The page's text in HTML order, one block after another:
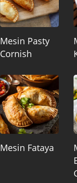
Mesin Pasty
Cornish
Mesin Fataya